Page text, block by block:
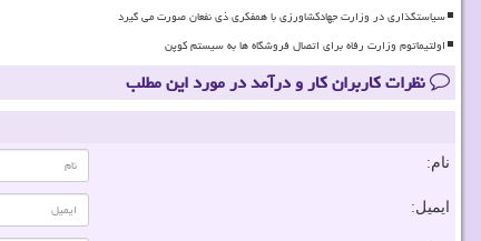
سیاستگذاری در وزارت جهادکشاورزی با همفکری ذی نفعان صورت می گیرد
اولتیماتوم وزارت رفاه برای اتصال فروشگاه ها به سیستم کوپن
نظرات کاربران کار و درآمد در مورد این مطلب
نام:
ایمیل: